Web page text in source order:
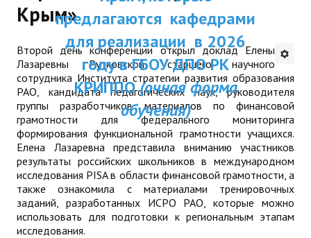
ДПО
Профессиональная переподготовка
Повышение квалификации
КОНТАКТЫ
ДПП ПК:
Актуальное
занятий
предлагаются кафедрами
для реализации в 2026
году в ГБОУ ДПО РК
КРИППО(очная форма
обучения)
Крым»
Второй день конференции открыл доклад Елены
Лазаревны Рутковской, старшего научного
сотрудника Института стратегии развития образования
РАО, кандидата педагогических наук, руководителя
группы разработчиков материалов по финансовой
грамотности для федерального мониторинга
формирования функциональной грамотности учащихся.
Елена Лазаревна представила вниманию участников
результаты российских школьников в международном
исследования PISA в области финансовой грамотности, а
также ознакомила с материалами тренировочных
заданий, разработанных ИСРО РАО, которые можно
использовать для подготовки к региональным этапам
исследования.